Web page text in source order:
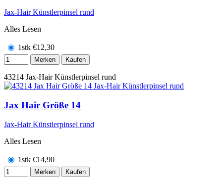
Jax-Hair Künstlerpinsel rund
Alles Lesen
1stk €12,30
Merken Kaufen
43214 Jax-Hair Künstlerpinsel rund
Jax Hair Größe 14
Jax-Hair Künstlerpinsel rund
Alles Lesen
1stk €14,90
Merken Kaufen